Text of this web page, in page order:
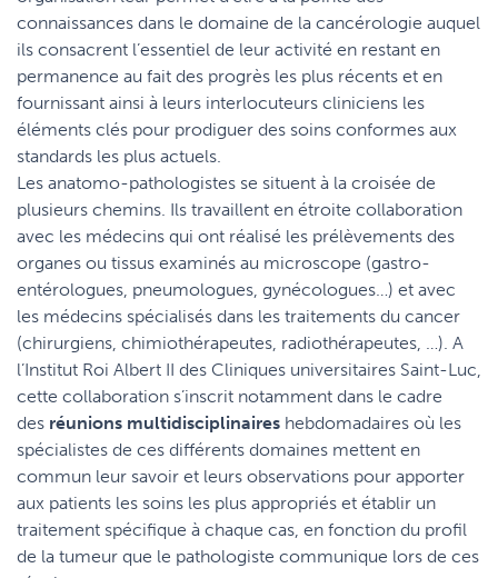
connaissances dans le domaine de la cancérologie auquel
ils consacrent l’essentiel de leur activité en restant en
permanence au fait des progrès les plus récents et en
fournissant ainsi à leurs interlocuteurs cliniciens les
éléments clés pour prodiguer des soins conformes aux
standards les plus actuels.
Les anatomo-pathologistes se situent à la croisée de
plusieurs chemins. Ils travaillent en étroite collaboration
avec les médecins qui ont réalisé les prélèvements des
organes ou tissus examinés au microscope (gastro-
entérologues, pneumologues, gynécologues…) et avec
les médecins spécialisés dans les traitements du cancer
(chirurgiens, chimiothérapeutes, radiothérapeutes, …). A
l’Institut Roi Albert II des Cliniques universitaires Saint-Luc,
cette collaboration s’inscrit notamment dans le cadre
des réunions multidisciplinaires hebdomadaires où les
spécialistes de ces différents domaines mettent en
commun leur savoir et leurs observations pour apporter
aux patients les soins les plus appropriés et établir un
traitement spécifique à chaque cas, en fonction du profil
de la tumeur que le pathologiste communique lors de ces